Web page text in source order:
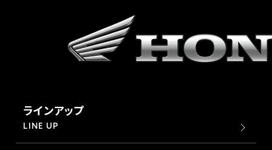
ラインアップ
LINE UP